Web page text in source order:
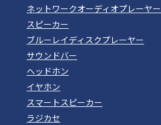
ネットワークオーディオプレーヤー
スピーカー
ブルーレイディスクプレーヤー
サウンドバー
ヘッドホン
イヤホン
スマートスピーカー
ラジカセ